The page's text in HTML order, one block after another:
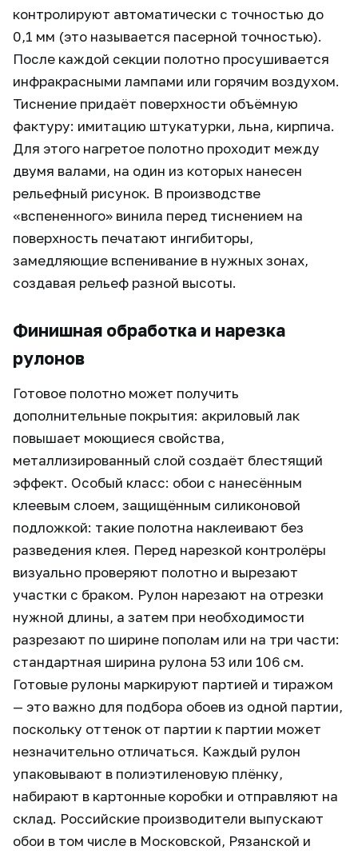
контролируют автоматически с точностью до
0,1 мм (это называется пасерной точностью).
После каждой секции полотно просушивается
инфракрасными лампами или горячим воздухом.
Тиснение придаёт поверхности объёмную
фактуру: имитацию штукатурки, льна, кирпича.
Для этого нагретое полотно проходит между
двумя валами, на один из которых нанесен
рельефный рисунок. В производстве
«вспененного» винила перед тиснением на
поверхность печатают ингибиторы,
замедляющие вспенивание в нужных зонах,
создавая рельеф разной высоты.
Финишная обработка и нарезка
рулонов
Готовое полотно может получить
дополнительные покрытия: акриловый лак
повышает моющиеся свойства,
металлизированный слой создаёт блестящий
эффект. Особый класс: обои с нанесённым
клеевым слоем, защищённым силиконовой
подложкой: такие полотна наклеивают без
разведения клея. Перед нарезкой контролёры
визуально проверяют полотно и вырезают
участки с браком. Рулон нарезают на отрезки
нужной длины, а затем при необходимости
разрезают по ширине пополам или на три части:
стандартная ширина рулона 53 или 106 см.
Готовые рулоны маркируют партией и тиражом
— это важно для подбора обоев из одной партии,
поскольку оттенок от партии к партии может
незначительно отличаться. Каждый рулон
упаковывают в полиэтиленовую плёнку,
набирают в картонные коробки и отправляют на
склад. Российские производители выпускают
обои в том числе в Московской, Рязанской и